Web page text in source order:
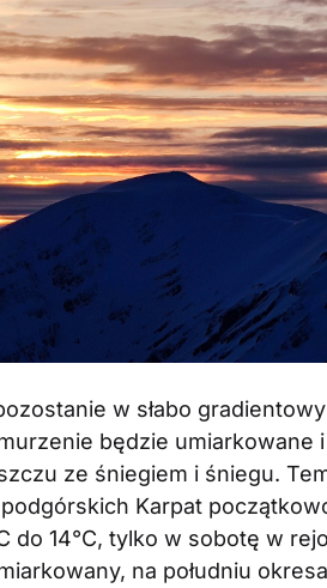
w słabo
będzie umiarkowane
ze śniegiem i śniegu.
Karpat
do 14°C, tylko w sobotę w
na południu